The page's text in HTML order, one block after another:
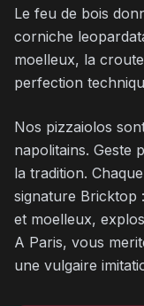
Le feu de bois
corniche
moelleux, la
perfection
Nos pizzaiolos
napolitains. Geste
la tradition.
signature Bricktop
et moelleux,
A Paris, vous
une vulgaire